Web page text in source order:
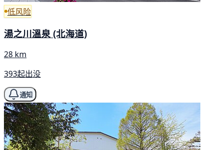
低风险
湯之川溫泉 (北海道)
28 km
393起出没
通知